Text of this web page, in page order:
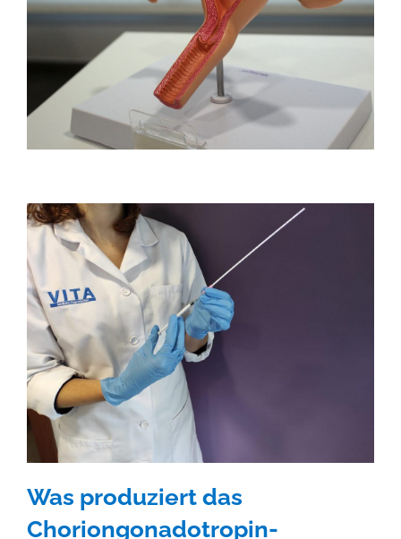
Was produziert das
Choriongonadotropin-